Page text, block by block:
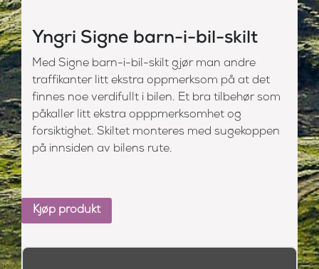
Yngri Signe barn-i-bil-skilt
Med Signe barn-i-bil-skilt gjør man andre
traffikanter litt ekstra oppmerksom på at det
finnes noe verdifullt i bilen. Et bra tilbehør som
påkaller litt ekstra opppmerksomhet og
forsiktighet. Skiltet monteres med sugekoppen
på innsiden av bilens rute.
Kjøp produkt